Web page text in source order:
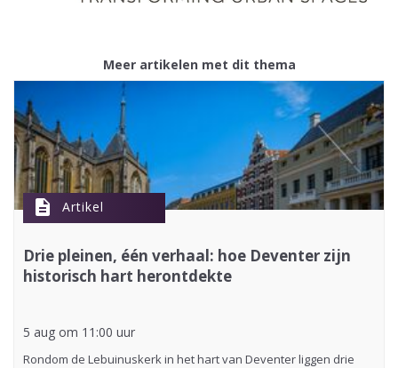
Meer artikelen met dit thema
description Artikel
Drie pleinen, één verhaal: hoe Deventer zijn
historisch hart herontdekte
5 aug om 11:00 uur
Rondom de Lebuinuskerk in het hart van Deventer liggen drie